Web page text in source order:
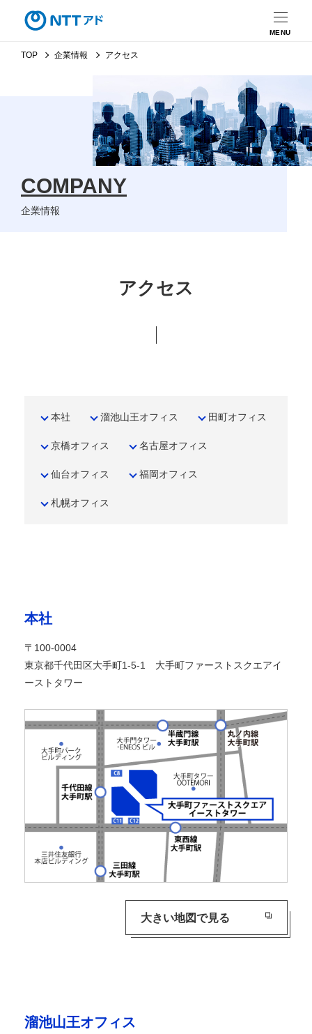
MENU
TOP 企業情報 アクセス
COMPANY
企業情報
アクセス
本社 溜池山王オフィス 田町オフィス
京橋オフィス 名古屋オフィス
仙台オフィス 福岡オフィス
札幌オフィス
本社
〒100-0004
東京都千代田区大手町1-5-1 大手町ファーストスクエアイ
ーストタワー
大きい地図で見る
溜池山王オフィス